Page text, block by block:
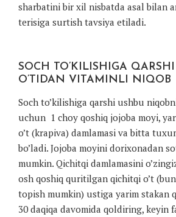
sharbatini bir xil nisbatda asal bilan
terisiga surtish tavsiya etiladi.
SOCH TO’KILISHIGA
O’TIDAN VITAMINLI NIQOB
Soch to’kilishiga qarshi ushbu
uchun 1 choy qoshiq jojoba moyi,
o’t (krapiva) damlamasi va bitta
bo’ladi. Jojoba moyini dorixonadan
mumkin. Qichitqi damlamasini
osh qoshiq quritilgan qichitqi o’t
topish mumkin) ustiga yarim stakan
30 daqiqa davomida qoldiring, keyin